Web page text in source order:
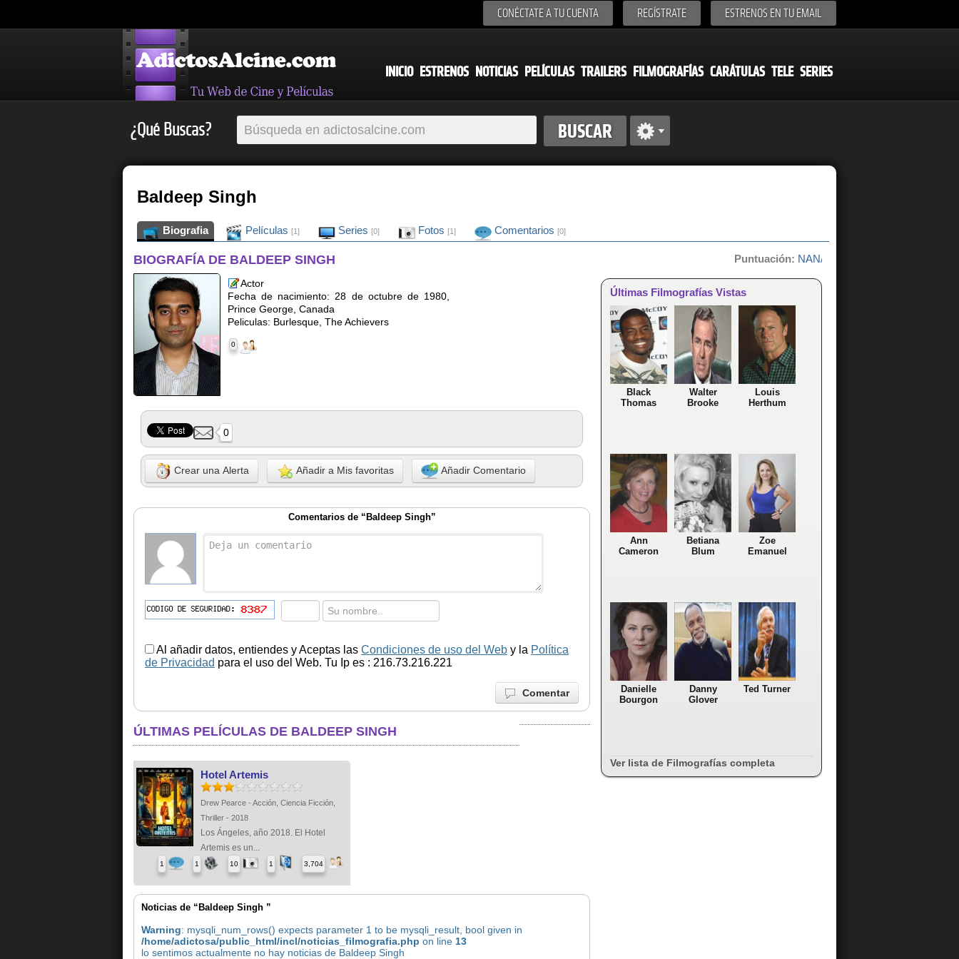
CONÉCTATE A TU CUENTA REGÍSTRATE ESTRENOS EN TU EMAIL
INICIO ESTRENOS NOTICIAS PELÍCULAS TRAILERS FILMOGRAFÍAS CARÁTULAS TELE SERIES
¿Qué Buscas?
Baldeep Singh
Biografia Películas [1] Series [0] Fotos [1] Comentarios [0]
BIOGRAFÍA DE BALDEEP SINGH
Actor
Fecha de nacimiento: 28 de octubre de 1980,
Prince George, Canada
Peliculas: Burlesque, The Achievers
0
0
Crear una Alerta Añadir a Mis favoritas Añadir Comentario
Comentarios de “Baldeep Singh”
Al añadir datos, entiendes y Aceptas las Condiciones de uso del Web y la Política
de Privacidad para el uso del Web. Tu Ip es : 216.73.216.221
Comentar
ÚLTIMAS PELÍCULAS DE BALDEEP SINGH
Hotel Artemis
Drew Pearce - Acción, Ciencia Ficción,
Thriller - 2018
Los Ángeles, año 2018. El Hotel
Artemis es un...
1 1 10 1 3,704
Noticias de “Baldeep Singh ”
Warning: mysqli_num_rows() expects parameter 1 to be mysqli_result, bool given in
/home/adictosa/public_html/incl/noticias_filmografia.php on line 13
lo sentimos actualmente no hay noticias de Baldeep Singh
Puntuación: NAN/10 de 0 votos
Últimas Filmografías Vistas
Black
Thomas
Walter
Brooke
Louis
Herthum
Ann
Cameron
Betiana
Blum
Zoe
Emanuel
Danielle
Bourgon
Danny
Glover
Ted Turner
Ver lista de Filmografías completa